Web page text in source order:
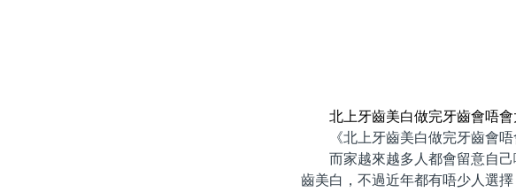
北上牙齒美白做完牙齒會唔會
《北上牙齒美白做完牙齒會唔
而家越來越多人都會留意自己
齒美白，不過近年都有唔少人選